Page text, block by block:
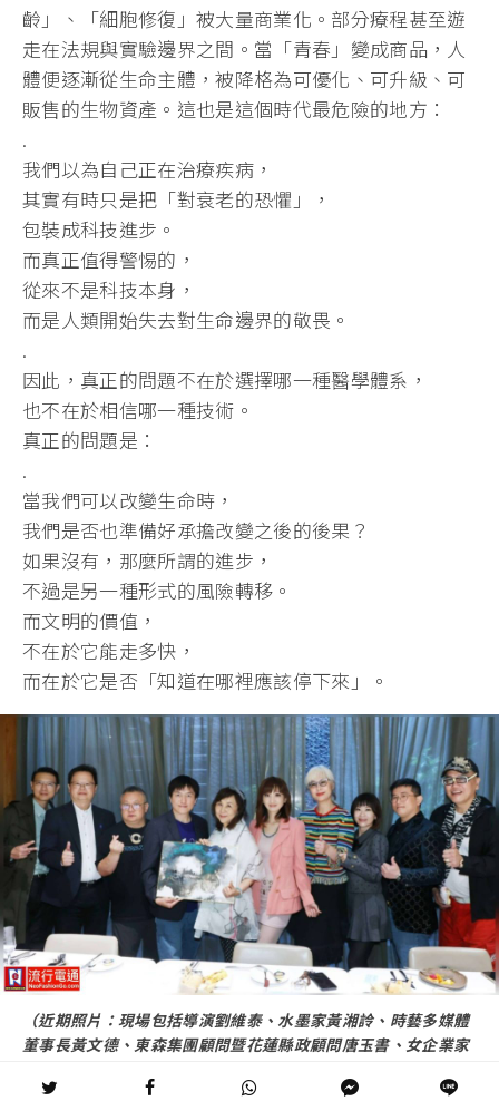
齡」、「細胞修復」被大量商業化。部分療程甚至遊
走在法規與實驗邊界之間。當「青春」變成商品，人
體便逐漸從生命主體，被降格為可優化、可升級、可
販售的生物資產。這也是這個時代最危險的地方：
.
我們以為自己正在治療疾病，
其實有時只是把「對衰老的恐懼」，
包裝成科技進步。
而真正值得警惕的，
從來不是科技本身，
而是人類開始失去對生命邊界的敬畏。
.
因此，真正的問題不在於選擇哪一種醫學體系，
也不在於相信哪一種技術。
真正的問題是：
.
當我們可以改變生命時，
我們是否也準備好承擔改變之後的後果？
如果沒有，那麼所謂的進步，
不過是另一種形式的風險轉移。
而文明的價值，
不在於它能走多快，
而在於它是否「知道在哪裡應該停下來」。
（近期照片：現場包括導演劉維泰、水墨家黃湘詅、時藝多媒體
董事長黃文德、東森集團顧問暨花蓮縣政顧問唐玉書、女企業家
長宣昶有、超藝術畫廊（Hyper Arte）創辦人李俊毅、慕舍酒店